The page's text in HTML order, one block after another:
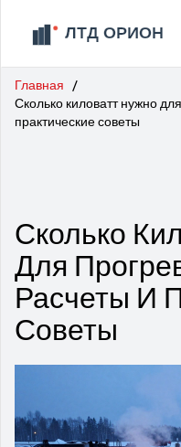
Главная
Сколько киловатт нужно
практические советы
Сколько
Для
Расчеты И
Советы